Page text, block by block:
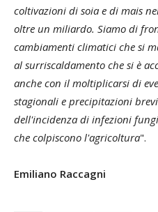
coltivazioni di soia e di mais
oltre un miliardo. Siamo di
cambiamenti climatici che si
al surriscaldamento che si è
anche con il moltiplicarsi di
stagionali e precipitazioni
dell'incidenza di infezioni
che colpiscono l'agricoltura".
Emiliano Raccagni